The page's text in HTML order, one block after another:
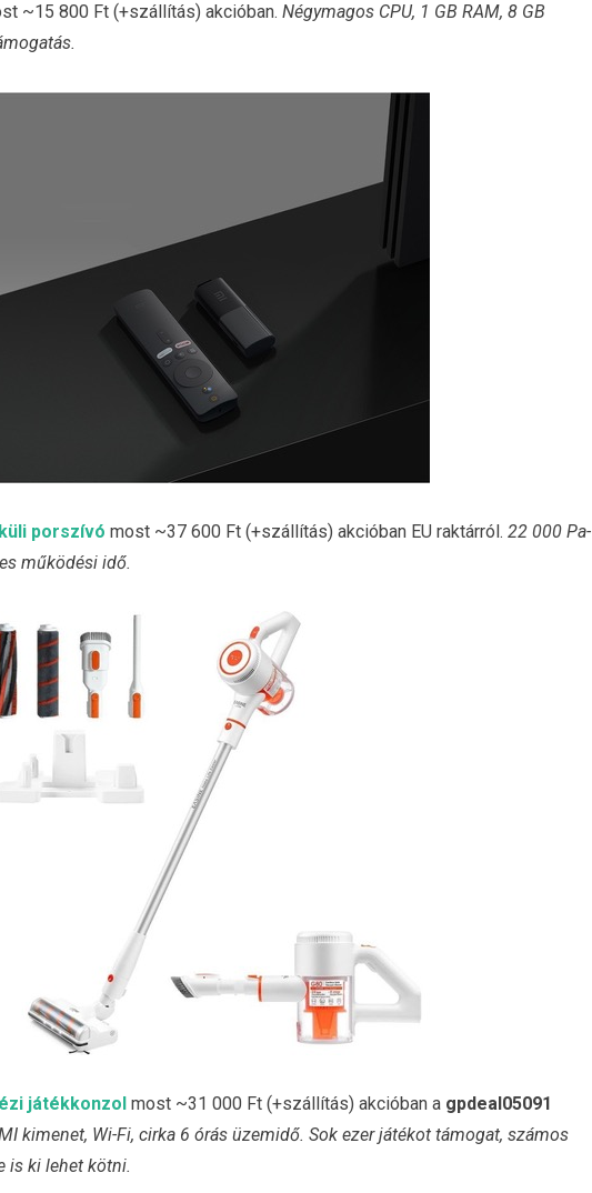
~15 800 Ft (+szállítás) akcióban. Négymagos CPU, 1 GB RAM, 8 GB
porszívó most ~37 600 Ft (+szállítás) akcióban EU raktárról. 22 000 Pa-
működési idő.
játékkonzol most ~31 000 Ft (+szállítás) akcióban a gpdeal05091
kimenet, Wi-Fi, cirka 6 órás üzemidő. Sok ezer játékot támogat, számos
is ki lehet kötni.